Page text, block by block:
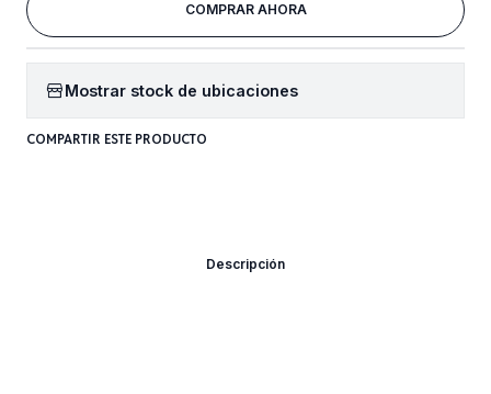
COMPRAR AHORA
Mostrar stock de ubicaciones
COMPARTIR ESTE PRODUCTO
Descripción